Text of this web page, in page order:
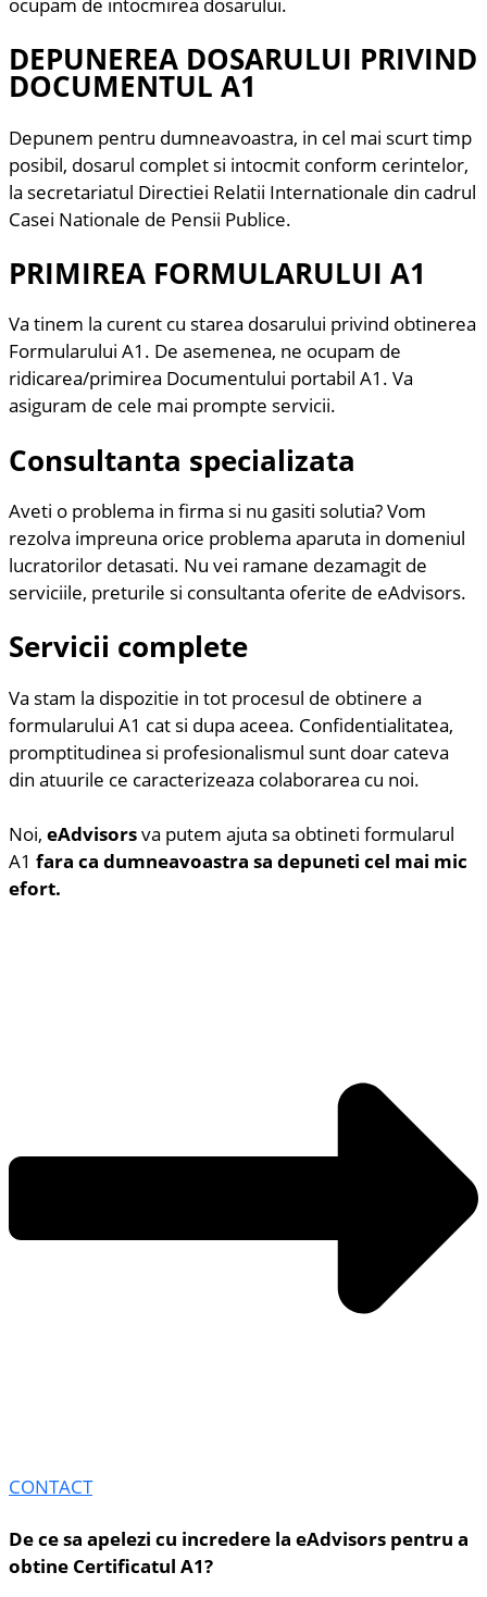
DEPUNEREA DOSARULUI PRIVIND
DOCUMENTUL A1​
Depunem pentru dumneavoastra, in cel mai scurt timp
posibil, dosarul complet si intocmit conform cerintelor,
la secretariatul Directiei Relatii Internationale din cadrul
Casei Nationale de Pensii Publice.
PRIMIREA FORMULARULUI A1​
Va tinem la curent cu starea dosarului privind obtinerea
Formularului A1. De asemenea, ne ocupam de
ridicarea/primirea Documentului portabil A1. Va
asiguram de cele mai prompte servicii.​
Consultanta specializata
Aveti o problema in firma si nu gasiti solutia? Vom
rezolva impreuna orice problema aparuta in domeniul
lucratorilor detasati. Nu vei ramane dezamagit de
serviciile, preturile si consultanta oferite de eAdvisors.
Servicii complete
Va stam la dispozitie in tot procesul de obtinere a
formularului A1 cat si dupa aceea. Confidentialitatea,
promptitudinea si profesionalismul sunt doar cateva
din atuurile ce caracterizeaza colaborarea cu noi.
Noi, eAdvisorsva putem ajuta sa obtineti formularul
A1 fara ca dumneavoastra sa depuneti cel mai mic
efort.
CONTACT
De ce sa apelezi cu incredere la eAdvisors pentru a
obtine Certificatul A1?